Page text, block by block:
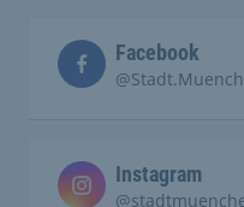
Facebook
Instagram